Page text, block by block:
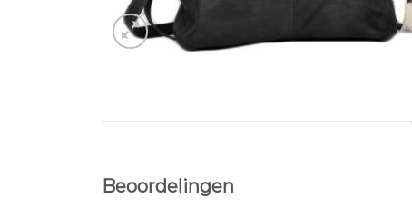
Beoordelingen